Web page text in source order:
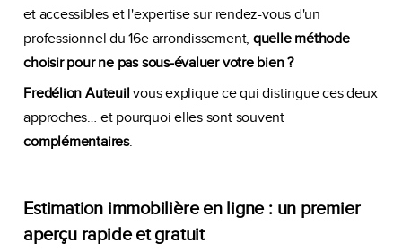
et accessibles et l'expertise sur rendez-vous d'un
professionnel du 16e arrondissement, quelle méthode
choisir pour ne pas sous-évaluer votre bien ?
Fredélion Auteuil vous explique ce qui distingue ces deux
approches… et pourquoi elles sont souvent
complémentaires.
Estimation immobilière en ligne : un premier
aperçu rapide et gratuit